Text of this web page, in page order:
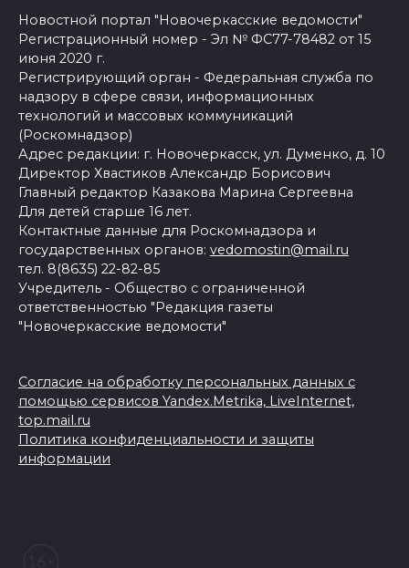
Новостной портал "Новочеркасские ведомости"
Регистрационный номер - Эл № ФС77-78482 от 15
июня 2020 г.
Регистрирующий орган - Федеральная служба по
надзору в сфере связи, информационных
технологий и массовых коммуникаций
(Роскомнадзор)
Адрес редакции: г. Новочеркасск, ул. Думенко, д. 10
Директор Хвастиков Александр Борисович
Главный редактор Казакова Марина Сергеевна
Для детей старше 16 лет.
Контактные данные для Роскомнадзора и
государственных органов: vedomostin@mail.ru
тел. 8(8635) 22-82-85
Учредитель - Общество с ограниченной
ответственностью "Редакция газеты
"Новочеркасские ведомости"
Согласие на обработку персональных данных с
помощью сервисов Yandex.Metrika, LiveInternet,
top.mail.ru
Политика конфиденциальности и защиты
информации